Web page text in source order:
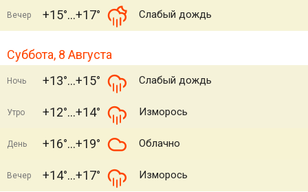
Вечер +15° +17° Слабый дождь
Суббота, 8 Августа
Ночь +13° +15° Слабый дождь
Утро +12° +14° Изморось
День +16° +19° Облачно
Вечер +14° +17° Изморось